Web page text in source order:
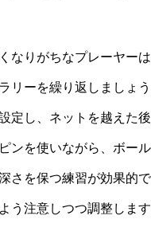
なりがちなプレーヤー
リーを繰り返しましょ
定し、ネットを越えた
ンを使いながら、ボー
さを保つ練習が効果的
う注意しつつ調整します